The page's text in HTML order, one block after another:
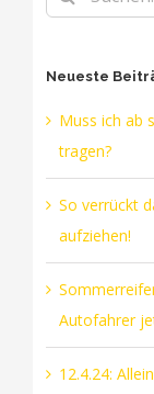
nach:
Neueste
Muss ich ab
tragen?
So verrückt
aufziehen!
Autofahrer
12.4.24: